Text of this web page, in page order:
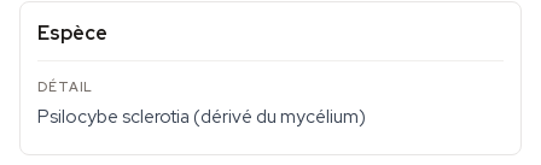
Espèce
Psilocybe sclerotia (dérivé du mycélium)